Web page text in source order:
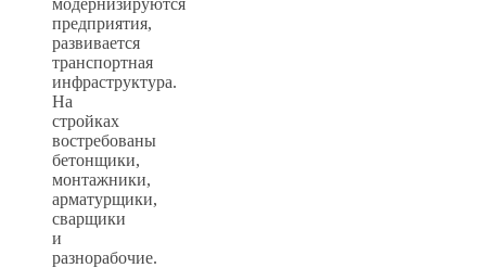
предприятия,
развивается
транспортная
инфраструктура.
На
стройках
востребованы
бетонщики,
монтажники,
арматурщики,
сварщики
и
разнорабочие.